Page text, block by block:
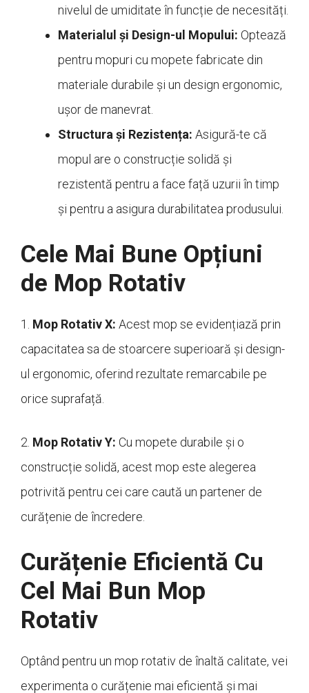
nivelul de umiditate în funcție de necesități.
Materialul și Design-ul Mopului: Optează
pentru mopuri cu mopete fabricate din
materiale durabile și un design ergonomic,
ușor de manevrat.
Structura și Rezistența: Asigură-te că
mopul are o construcție solidă și
rezistentă pentru a face față uzurii în timp
și pentru a asigura durabilitatea produsului.
Cele Mai Bune Opțiuni
de Mop Rotativ
1. Mop Rotativ X: Acest mop se evidențiază prin
capacitatea sa de stoarcere superioară și design-
ul ergonomic, oferind rezultate remarcabile pe
orice suprafață.
2. Mop Rotativ Y: Cu mopete durabile și o
construcție solidă, acest mop este alegerea
potrivită pentru cei care caută un partener de
curățenie de încredere.
Curățenie Eficientă Cu
Cel Mai Bun Mop
Rotativ
Optând pentru un mop rotativ de înaltă calitate, vei
experimenta o curățenie mai eficientă și mai